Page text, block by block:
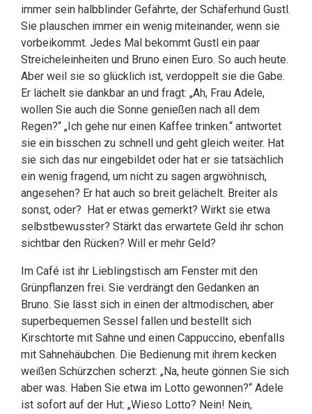
immer sein halbblinder Gefährte, der Schäferhund Gustl.
Sie plauschen immer ein wenig miteinander, wenn sie
vorbeikommt. Jedes Mal bekommt Gustl ein paar
Streicheleinheiten und Bruno einen Euro. So auch heute.
Aber weil sie so glücklich ist, verdoppelt sie die Gabe.
Er lächelt sie dankbar an und fragt: „Ah, Frau Adele,
wollen Sie auch die Sonne genießen nach all dem
Regen?“ „Ich gehe nur einen Kaffee trinken.“ antwortet
sie ein bisschen zu schnell und geht gleich weiter. Hat
sie sich das nur eingebildet oder hat er sie tatsächlich
ein wenig fragend, um nicht zu sagen argwöhnisch,
angesehen? Er hat auch so breit gelächelt. Breiter als
sonst, oder? Hat er etwas gemerkt? Wirkt sie etwa
selbstbewusster? Stärkt das erwartete Geld ihr schon
sichtbar den Rücken? Will er mehr Geld?
Im Café ist ihr Lieblingstisch am Fenster mit den
Grünpflanzen frei. Sie verdrängt den Gedanken an
Bruno. Sie lässt sich in einen der altmodischen, aber
superbequemen Sessel fallen und bestellt sich
Kirschtorte mit Sahne und einen Cappuccino, ebenfalls
mit Sahnehäubchen. Die Bedienung mit ihrem kecken
weißen Schürzchen scherzt: „Na, heute gönnen Sie sich
aber was. Haben Sie etwa im Lotto gewonnen?“ Adele
ist sofort auf der Hut: „Wieso Lotto? Nein! Nein,